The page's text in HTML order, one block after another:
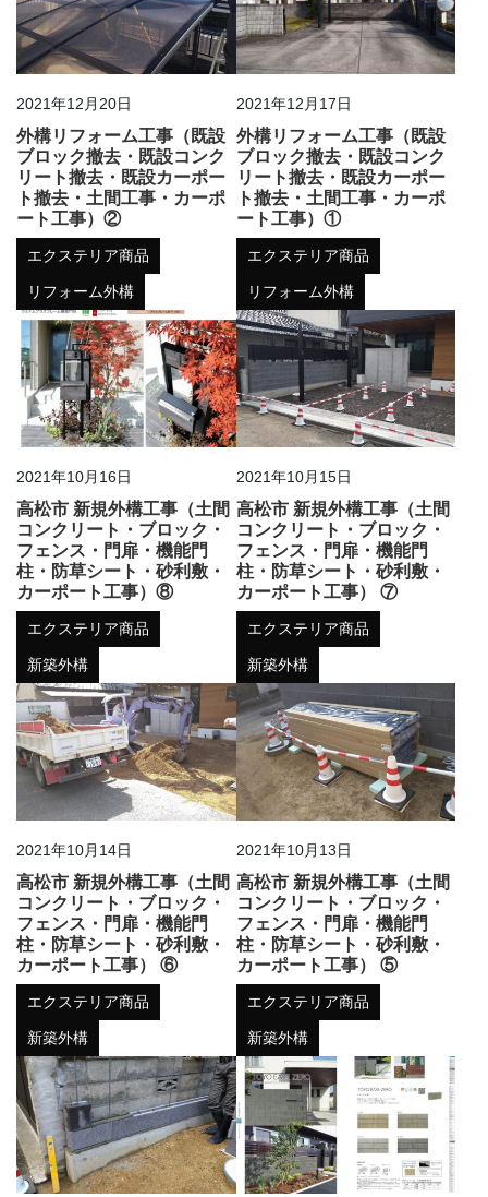
2021年12月20日
外構リフォーム工事（既設
ブロック撤去・既設コンク
リート撤去・既設カーポー
ト撤去・土間工事・カーポ
ート工事）②
エクステリア商品
リフォーム外構
2021年12月17日
外構リフォーム工事（既設
ブロック撤去・既設コンク
リート撤去・既設カーポー
ト撤去・土間工事・カーポ
ート工事）①
エクステリア商品
リフォーム外構
2021年10月16日
高松市 新規外構工事（土間
コンクリート・ブロック・
フェンス・門扉・機能門
柱・防草シート・砂利敷・
カーポート工事）⑧
エクステリア商品
新築外構
2021年10月15日
高松市 新規外構工事（土間
コンクリート・ブロック・
フェンス・門扉・機能門
柱・防草シート・砂利敷・
カーポート工事） ⑦
エクステリア商品
新築外構
2021年10月14日
高松市 新規外構工事（土間
コンクリート・ブロック・
フェンス・門扉・機能門
柱・防草シート・砂利敷・
カーポート工事） ⑥
エクステリア商品
新築外構
2021年10月13日
高松市 新規外構工事（土間
コンクリート・ブロック・
フェンス・門扉・機能門
柱・防草シート・砂利敷・
カーポート工事） ⑤
エクステリア商品
新築外構